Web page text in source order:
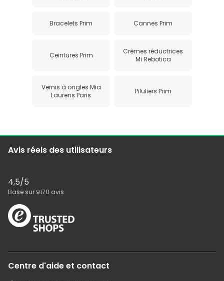
Bracelets Prim Cannes Prim
Ceintures Prim
Crèmes réductrices
Mi Rebotica
Vernis à ongles Mia
Laurens Paris
Piluliers Prim
Avis réels des utilisateurs
4,5/5
Basé sur 9170 avis
Centre d'aide et contact